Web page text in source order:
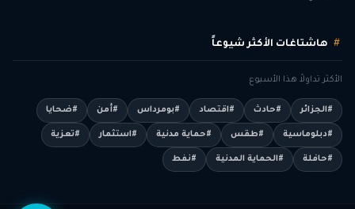
هاشتاغات الأكثر شيوعاً
الأكثر تداولاً هذا الأسبوع
#الجزائر #حادث #اقتصاد #بومرداس #أمن #ضحايا
#دبلوماسية #طقس #حماية مدنية #استثمار #تعزية
#حافلة #الحماية المدنية #نفط